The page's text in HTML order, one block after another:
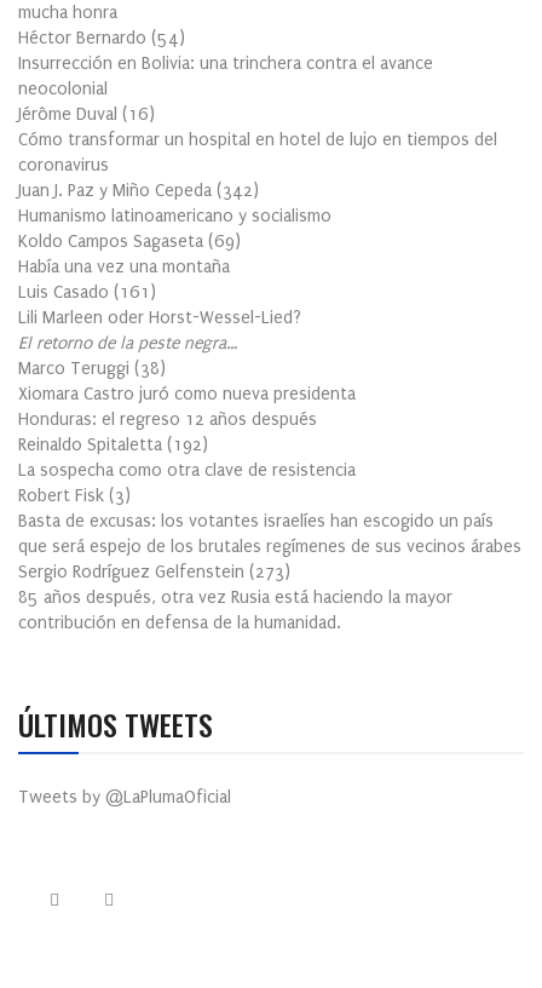
mucha honra
Héctor Bernardo (54)
Insurrección en Bolivia: una trinchera contra el avance
neocolonial
Jérôme Duval (16)
Cómo transformar un hospital en hotel de lujo en tiempos del
coronavirus
Juan J. Paz y Miño Cepeda (342)
Humanismo latinoamericano y socialismo
Koldo Campos Sagaseta (69)
Había una vez una montaña
Luis Casado (161 )
Lili Marleen oder Horst-Wessel-Lied?
El retorno de la peste negra…
Marco Teruggi (38)
Xiomara Castro juró como nueva presidenta
Honduras: el regreso 12 años después
Reinaldo Spitaletta (192)
La sospecha como otra clave de resistencia
Robert Fisk (3)
Basta de excusas: los votantes israelíes han escogido un país
que será espejo de los brutales regímenes de sus vecinos árabes
Sergio Rodríguez Gelfenstein (273)
85 años después, otra vez Rusia está haciendo la mayor
contribución en defensa de la humanidad.
ÚLTIMOS TWEETS
Tweets by @LaPlumaOficial